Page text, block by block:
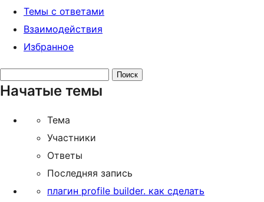
Темы с ответами
Взаимодействия
Избранное
тем:
Начатые темы
Тема
Участники
Ответы
Последняя запись
плагин profile builder. как сделать